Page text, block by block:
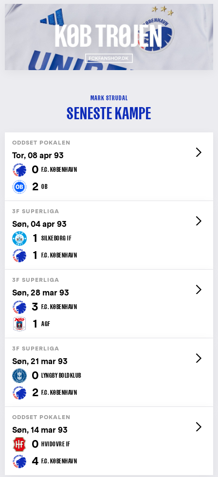
MARK STRUDAL
SENESTE KAMPE
ODDSET POKALEN
Tor, 08 apr 93
0 F.C. KØBENHAVN
2 OB
3F SUPERLIGA
Søn, 04 apr 93
1 SILKEBORG IF
1 F.C. KØBENHAVN
3F SUPERLIGA
Søn, 28 mar 93
3 F.C. KØBENHAVN
1 AGF
3F SUPERLIGA
Søn, 21 mar 93
0 LYNGBY BOLDKLUB
2 F.C. KØBENHAVN
ODDSET POKALEN
Søn, 14 mar 93
0 HVIDOVRE IF
4 F.C. KØBENHAVN